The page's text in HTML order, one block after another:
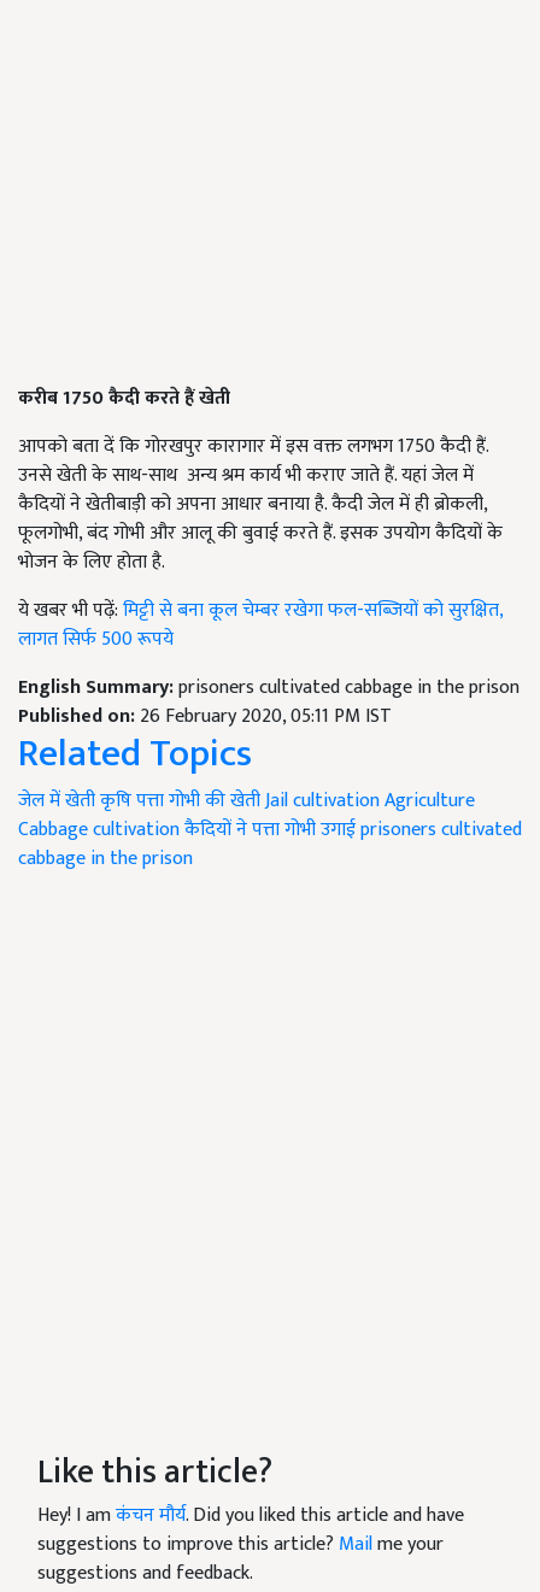
करीब 1750कैदी करते हैं खेती
आपको बता दें कि गोरखपुर कारागार में इस वक्त लगभग 1750 कैदी हैं.
उनसे खेती के साथ-साथ अन्य श्रम कार्य भी कराए जाते हैं. यहां जेल में
कैदियों ने खेतीबाड़ी को अपना आधार बनाया है. कैदी जेल में ही ब्रोकली,
फूलगोभी, बंद गोभी और आलू की बुवाई करते हैं. इसक उपयोग कैदियों के
भोजन के लिए होता है.
ये खबर भी पढ़ें:मिट्टी से बना कूल चेम्बर रखेगा फल-सब्जियों को सुरक्षित,
लागत सिर्फ 500 रूपये
English Summary:prisoners cultivated cabbage in the prison
Published on:26 February 2020, 05:11 PM IST
Related Topics
जेल में खेतीकृषिपत्ता गोभी की खेतीJail cultivationAgriculture
Cabbage cultivationकैदियों ने पत्ता गोभी उगाईprisoners cultivated
cabbage in the prison
Like this article?
Hey! I amकंचन मौर्य. Did you liked this article and have
suggestions to improve this article? Mailme your
suggestions and feedback.